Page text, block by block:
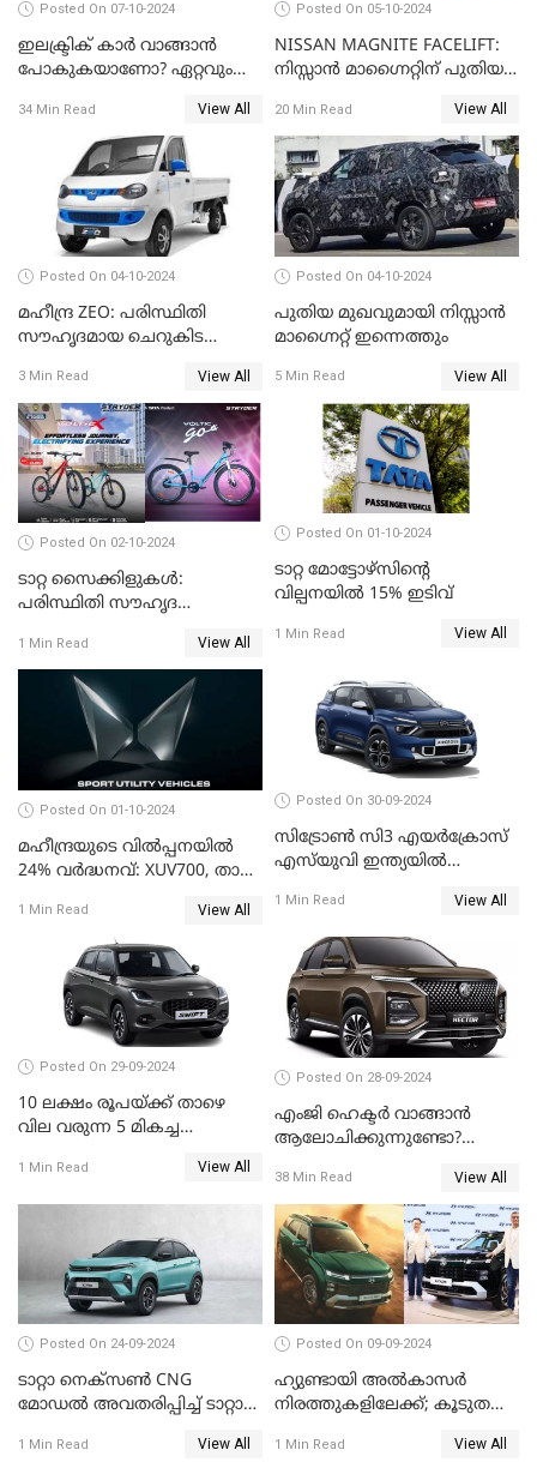
Posted On 07-10-2024
ഇലക്ട്രിക് കാർ വാങ്ങാൻ
പോകുകയാണോ? ഏറ്റവും
34 Min Read View All
Posted On 05-10-2024
NISSAN MAGNITE FACELIFT:
നിസ്സാൻ മാഗ്നൈറ്റിന് പുതിയ
സവിശേഷതകളും അറിയാം
20 Min Read View All
Posted On 04-10-2024
മഹീന്ദ്ര ZEO: പരിസ്ഥിതി
സൗഹൃദമായ ചെറുകിട
വിപണിയിൽ
3 Min Read View All
Posted On 04-10-2024
പുതിയ മുഖവുമായി നിസ്സാൻ
മാഗ്നൈറ്റ് ഇന്നെത്തും
5 Min Read View All
Posted On 02-10-2024
ടാറ്റ സൈക്കിളുകൾ:
പരിസ്ഥിതി സൗഹൃദ
തുടക്കം
1 Min Read View All
Posted On 01-10-2024
ടാറ്റ മോട്ടോഴ്‌സിന്റെ
വില്പനയിൽ 15% ഇടിവ്
1 Min Read View All
Posted On 01-10-2024
മഹീന്ദ്രയുടെ വിൽപ്പനയിൽ
24% വർദ്ധനവ്: XUV700, താർ,
മോഡലുകൾ കുതിക്കുന്നു
1 Min Read View All
Posted On 30-09-2024
സിട്രോൺ സി3 എയർക്രോസ്
എസ്‌യുവി ഇന്ത്യയിൽ
ലക്ഷം രൂപ മുതൽ
1 Min Read View All
Posted On 29-09-2024
10 ലക്ഷം രൂപയ്ക്ക് താഴെ
വില വരുന്ന 5 മികച്ച
1 Min Read View All
Posted On 28-09-2024
എംജി ഹെക്ടർ വാങ്ങാൻ
ആലോചിക്കുന്നുണ്ടോ?
നോക്കാം
38 Min Read View All
Posted On 24-09-2024
ടാറ്റാ നെക്സൺ CNG
മോഡൽ അവതരിപ്പിച്ച് ടാറ്റാ
1 Min Read View All
Posted On 09-09-2024
ഹ്യുണ്ടായി അൽകാസർ
നിരത്തുകളിലേക്ക്; കൂടുതൽ
ഡിജിറ്റല്‍ കീ;
1 Min Read View All